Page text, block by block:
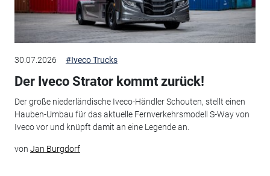
30.07.2026 #Iveco Trucks
Der Iveco Strator kommt zurück!
Der große niederländische Iveco-Händler Schouten, stellt einen
Hauben-Umbau für das aktuelle Fernverkehrsmodell S-Way von
Iveco vor und knüpft damit an eine Legende an.
von Jan Burgdorf